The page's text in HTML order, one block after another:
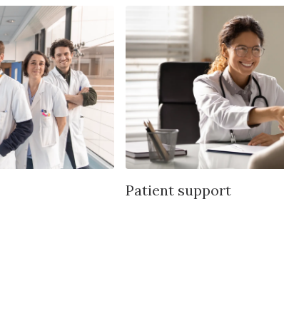
Patient support